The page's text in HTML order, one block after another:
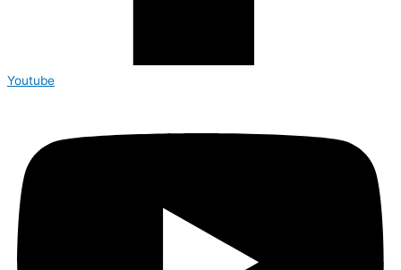
Youtube